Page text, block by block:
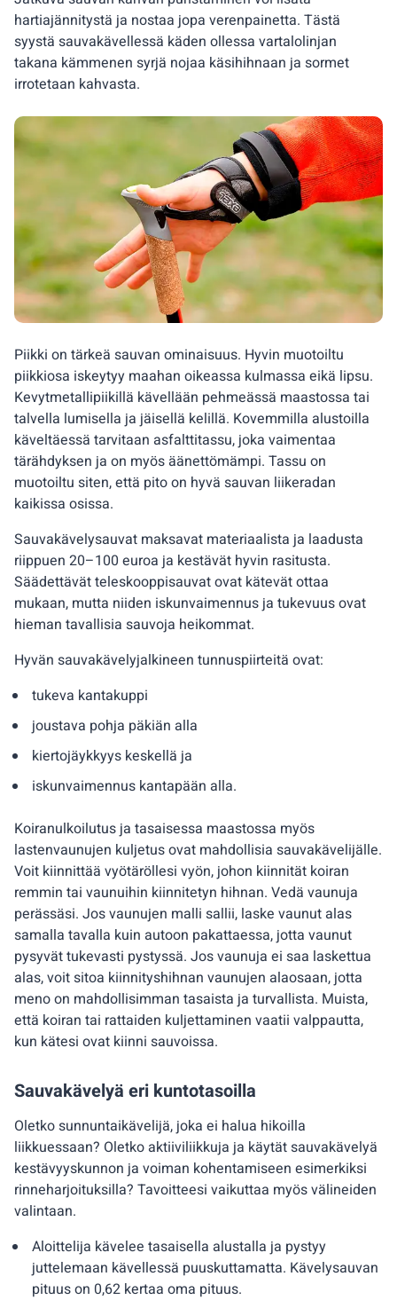
hartiajännitystä ja nostaa jopa verenpainetta. Tästä
syystä sauvakävellessä käden ollessa vartalolinjan
takana kämmenen syrjä nojaa käsihihnaan ja sormet
irrotetaan kahvasta.
Piikki on tärkeä sauvan ominaisuus. Hyvin muotoiltu
piikkiosa iskeytyy maahan oikeassa kulmassa eikä lipsu.
Kevytmetallipiikillä kävellään pehmeässä maastossa tai
talvella lumisella ja jäisellä kelillä. Kovemmilla alustoilla
käveltäessä tarvitaan asfalttitassu, joka vaimentaa
tärähdyksen ja on myös äänettömämpi. Tassu on
muotoiltu siten, että pito on hyvä sauvan liikeradan
kaikissa osissa.
Sauvakävelysauvat maksavat materiaalista ja laadusta
riippuen 20–100 euroa ja kestävät hyvin rasitusta.
Säädettävät teleskooppisauvat ovat kätevät ottaa
mukaan, mutta niiden iskunvaimennus ja tukevuus ovat
hieman tavallisia sauvoja heikommat.
Hyvän sauvakävelyjalkineen tunnuspiirteitä ovat:
tukeva kantakuppi
joustava pohja päkiän alla
kiertojäykkyys keskellä ja
iskunvaimennus kantapään alla.
Koiranulkoilutus ja tasaisessa maastossa myös
lastenvaunujen kuljetus ovat mahdollisia sauvakävelijälle.
Voit kiinnittää vyötäröllesi vyön, johon kiinnität koiran
remmin tai vaunuihin kiinnitetyn hihnan. Vedä vaunuja
perässäsi. Jos vaunujen malli sallii, laske vaunut alas
samalla tavalla kuin autoon pakattaessa, jotta vaunut
pysyvät tukevasti pystyssä. Jos vaunuja ei saa laskettua
alas, voit sitoa kiinnityshihnan vaunujen alaosaan, jotta
meno on mahdollisimman tasaista ja turvallista. Muista,
että koiran tai rattaiden kuljettaminen vaatii valppautta,
kun kätesi ovat kiinni sauvoissa.
Sauvakävelyä eri kuntotasoilla
Oletko sunnuntaikävelijä, joka ei halua hikoilla
liikkuessaan? Oletko aktiiviliikkuja ja käytät sauvakävelyä
kestävyyskunnon ja voiman kohentamiseen esimerkiksi
rinneharjoituksilla? Tavoitteesi vaikuttaa myös välineiden
valintaan.
Aloittelija kävelee tasaisella alustalla ja pystyy
juttelemaan kävellessä puuskuttamatta. Kävelysauvan
pituus on 0,62 kertaa oma pituus.